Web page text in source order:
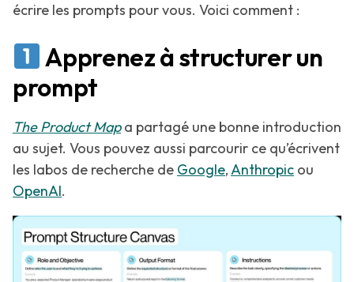
écrire les prompts pour vous. Voici comment :
Apprenez à structurer un
prompt
The Product Mapa partagé une bonne introduction
au sujet. Vous pouvez aussi parcourir ce qu’écrivent
les labos de recherche de Google,Anthropic ou
OpenAI.